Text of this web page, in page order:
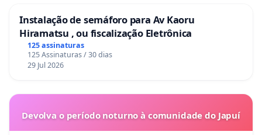
Instalação de semáforo para Av Kaoru
Hiramatsu , ou fiscalização Eletrônica
125 assinaturas
125 Assinaturas / 30 dias
29 Jul 2026
Devolva o período noturno à comunidade do Japuí